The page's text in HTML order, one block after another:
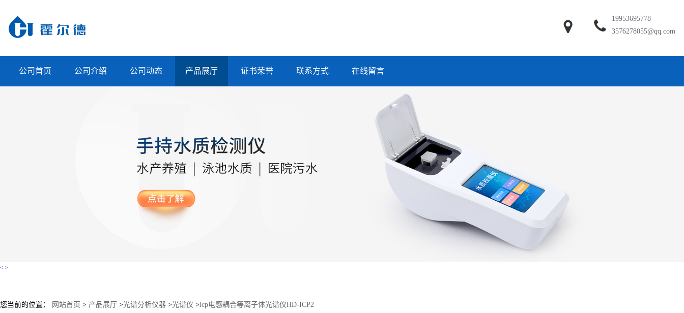
19953695778
3576278055@qq.com
公司首页 公司介绍 公司动态 产品展厅 证书荣誉 联系方式 在线留言
< >
您当前的位置： 网站首页 > 产品展厅 >光谱分析仪器 >光谱仪 >icp电感耦合等离子体光谱仪HD-ICP2